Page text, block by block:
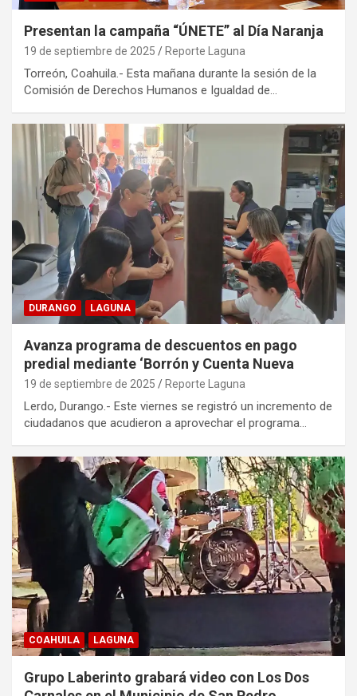
Presentan la campaña “ÚNETE” al Día Naranja
19 de septiembre de 2025 Reporte Laguna
Torreón, Coahuila.- Esta mañana durante la sesión de la
Comisión de Derechos Humanos e Igualdad de…
DURANGO LAGUNA
Avanza programa de descuentos en pago
predial mediante ‘Borrón y Cuenta Nueva
19 de septiembre de 2025 Reporte Laguna
Lerdo, Durango.- Este viernes se registró un incremento de
ciudadanos que acudieron a aprovechar el programa…
COAHUILA LAGUNA
Grupo Laberinto grabará video con Los Dos